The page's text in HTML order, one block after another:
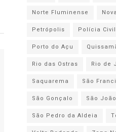
Norte Fluminense
Petrópolis
Polícia Civil
Porto do Açu
Rio das Ostras
Rio de
Saquarema
São
São Gonçalo
São
São Pedro da Aldeia